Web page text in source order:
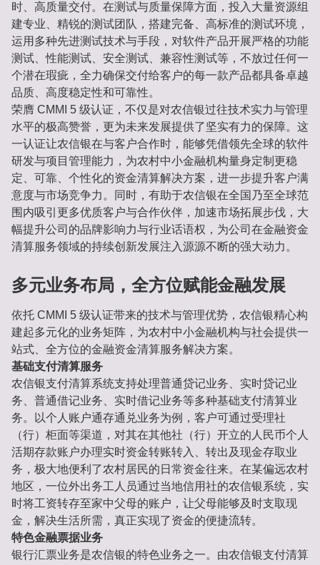
时、高质量交付。在测试与质量保障方面，投入大量资源组
建专业、精锐的测试团队，搭建完备、高标准的测试环境，
运用多种先进测试技术与手段，对软件产品开展严格的功能
测试、性能测试、安全测试、兼容性测试等，不放过任何一
个潜在瑕疵，全力确保交付给客户的每一款产品都具备卓越
品质、高度稳定性和可靠性。
荣膺 CMMI 5 级认证，不仅是对农信银过往技术实力与管理
水平的极高赞誉，更为未来发展提供了坚实有力的保障。这
一认证让农信银在与客户合作时，能够凭借领先全球的软件
研发与项目管理能力，为农村中小金融机构量身定制更稳
定、可靠、个性化的资金清算解决方案，进一步提升客户满
意度与市场竞争力。同时，有助于农信银在全国乃至全球范
围内吸引更多优质客户与合作伙伴，加速市场拓展步伐，大
幅提升公司的品牌影响力与行业话语权，为公司在金融资金
清算服务领域的持续创新发展注入源源不断的强大动力。
多元业务布局，全方位赋能金融发展
依托 CMMI 5 级认证带来的技术与管理优势，农信银精心构
建起多元化的业务矩阵，为农村中小金融机构与社会提供一
站式、全方位的金融资金清算服务解决方案。
基础支付清算服务
农信银支付清算系统支持处理普通贷记业务、实时贷记业
务、普通借记业务、实时借记业务等多种基础支付清算业
务。以个人账户通存通兑业务为例，客户可通过受理社
（行）柜面等渠道，对其在其他社（行）开立的人民币个人
活期存款账户办理实时资金转账转入、转出及现金存取业
务，极大地便利了农村居民的日常资金往来。在某偏远农村
地区，一位外出务工人员通过当地信用社的农信银系统，实
时将工资转存至家中父母的账户，让父母能够及时支取现
金，解决生活所需，真正实现了资金的便捷流转。
特色金融票据业务
银行汇票业务是农信银的特色业务之一。由农信银支付清算